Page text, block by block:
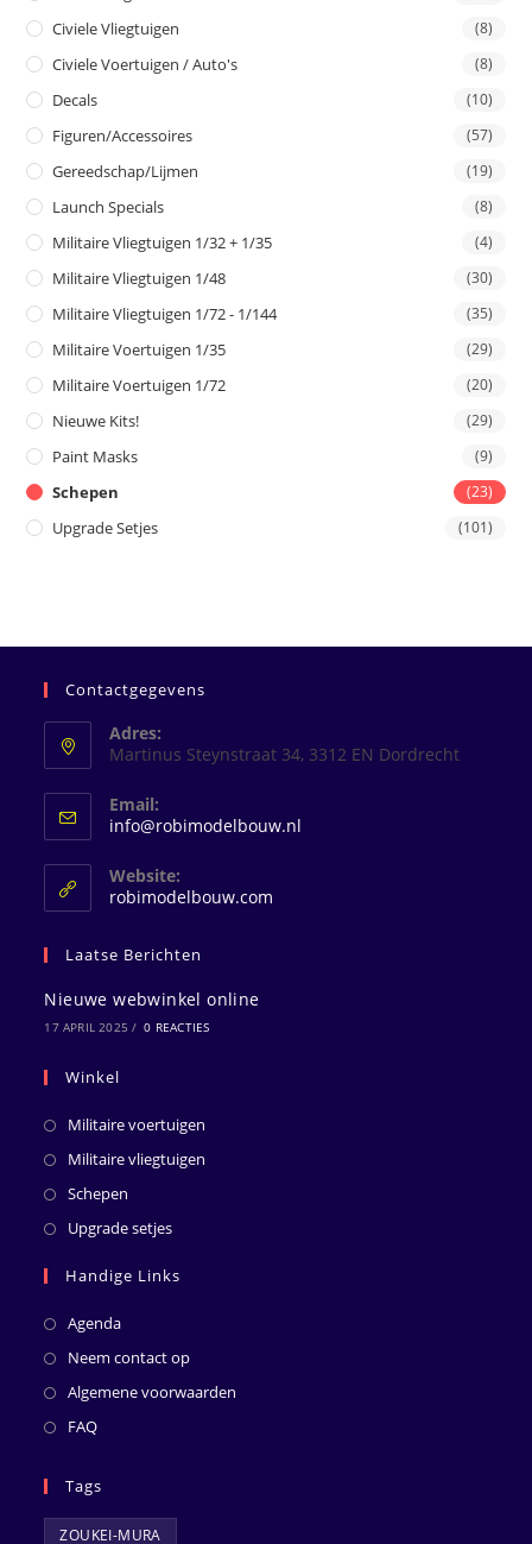
Civiele Vliegtuigen (8)
Civiele Voertuigen / Auto's (8)
Decals (10)
Figuren/Accessoires (57)
Gereedschap/Lijmen (19)
Launch Specials (8)
Militaire Vliegtuigen 1/32 + 1/35 (4)
Militaire Vliegtuigen 1/48 (30)
Militaire Vliegtuigen 1/72 - 1/144 (35)
Militaire Voertuigen 1/35 (29)
Militaire Voertuigen 1/72 (20)
Nieuwe Kits! (29)
Paint Masks (9)
Schepen (23)
Upgrade Setjes (101)
Contactgegevens
Adres:
Martinus Steynstraat 34, 3312 EN Dordrecht
Email:
info@robimodelbouw.nl
Website:
robimodelbouw.com
Laatse Berichten
Nieuwe webwinkel online
17 APRIL 2025 / 0 REACTIES
Winkel
Militaire voertuigen
Militaire vliegtuigen
Schepen
Upgrade setjes
Handige Links
Agenda
Neem contact op
Algemene voorwaarden
FAQ
Tags
ZOUKEI-MURA